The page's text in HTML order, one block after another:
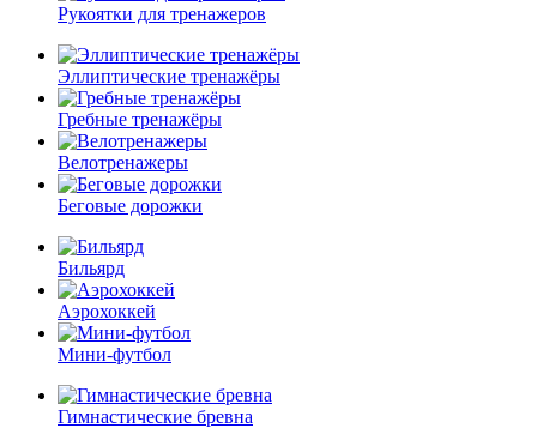
Рукоятки для тренажеров
Эллиптические тренажёры
Гребные тренажёры
Велотренажеры
Беговые дорожки
Бильярд
Аэрохоккей
Мини-футбол
Гимнастические бревна